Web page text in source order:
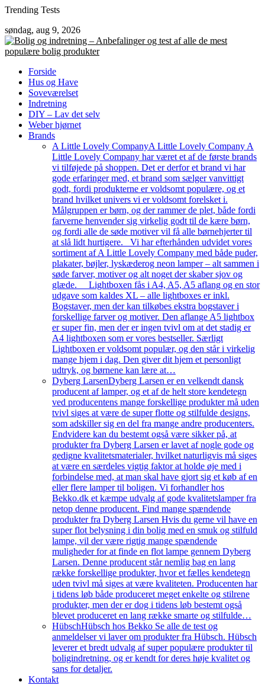
Skip
content
Trending Tests
søndag, aug 9, 2026
Forside
Hus og Have
Soveværelset
Indretning
DIY – Lav det selv
Weber hjørnet
Brands
A Little Lovely CompanyA Little Lovely Company A
Little Lovely Company har været et af de første brands
vi tilføjede på shoppen. Det er derfor et brand vi har
gode erfaringer med, et brand som sælger vanvittigt
godt, fordi produkterne er voldsomt populære, og et
brand hvilket univers vi er voldsomt forelsket i.
Målgruppen er børn, og der rammer de plet, både fordi
farverne henvender sig virkelig godt til de kære børn,
og fordi alle de søde motiver vil få alle børnehjerter til
at slå lidt hurtigere. Vi har efterhånden udvidet vores
sortiment af A Little Lovely Company med både puder,
plakater, bøjler, lyskæderog neon lamper – alt sammen i
søde farver, motiver og alt noget der skaber sjov og
glæde. Lightboxen fås i A4, A5, A5 aflang og en stor
udgave som kaldes XL – alle lightboxes er inkl.
Bogstaver, men der kan tilkøbes ekstra bogstaver i
forskellige farver og motiver. Den aflange A5 lightbox
er super fin, men der er ingen tvivl om at det stadig er
A4 lightboxen som er vores bestseller. Særligt
Lightboxen er voldsomt populær, og den står i virkelig
mange hjem i dag. Den giver dit hjem et personligt
udtryk, og børnene kan lære at…
Dyberg LarsenDyberg Larsen er en velkendt dansk
producent af lamper, og et af de helt store kendetegn
ved producentens mange forskellige produkter må uden
tvivl siges at være de super flotte og stilfulde designs,
som adskiller sig en del fra mange andre producenters.
Endvidere kan du bestemt også være sikker på, at
produkter fra Dyberg Larsen er lavet af nogle gode og
gedigne kvalitetsmaterialer, hvilket naturligvis må siges
at være en særdeles vigtig faktor at holde øje med i
forbindelse med, at man skal have gjort sig et køb af en
eller flere lamper til boligen. Vi forhandler hos
Bekko.dk et kæmpe udvalg af gode kvalitetslamper fra
netop denne producent. Find mange spændende
produkter fra Dyberg Larsen Hvis du gerne vil have en
super flot belysning i din bolig med en smuk og stilfuld
lampe, vil der være rigtig mange spændende
muligheder for at finde en flot lampe gennem Dyberg
Larsen. Denne producent står nemlig bag en lang
række forskellige produkter, hvor et fælles kendetegn
uden tvivl må siges at være kvaliteten. Producenten har
i tidens løb både produceret meget enkelte og stilrene
produkter, men der er dog i tidens løb bestemt også
blevet produceret en lang række smarte og stilfulde…
HübschHübsch hos Bekko Se alle de test og
anmeldelser vi laver om produkter fra Hübsch. Hübsch
leverer et bredt udvalg af super populære produkter til
boligindretning, og er kendt for deres høje kvalitet og
sans for detaljer.
Kontakt